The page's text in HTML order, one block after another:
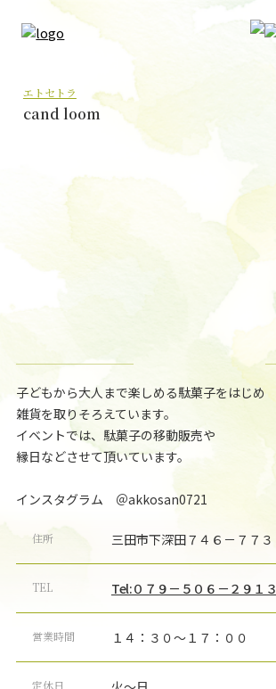
エトセトラ
cand loom
子どもから大人まで楽しめる駄菓子をはじめ
雑貨を取りそろえています。
イベントでは、駄菓子の移動販売や
縁日などさせて頂いています。
インスタグラム ＠akkosan0721
住所 三田市下深田７４６－７７３
TEL Tel:０７９－５０６－２９１３
営業時間 １４：３０～１７：００
定休日